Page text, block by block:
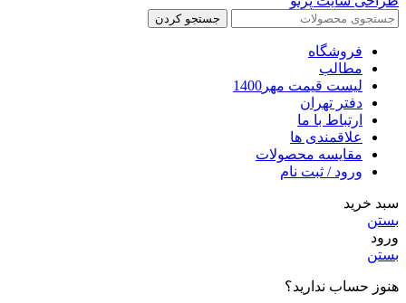
جستجو کردن
فروشگاه
مطالب
لیست قیمت مهر1400
دفتر تهران
ارتباط با ما
علاقمندی ها
مقایسه محصولات
ورود / ثبت نام
سبد خرید
بستن
ورود
بستن
هنوز حساب ندارید؟